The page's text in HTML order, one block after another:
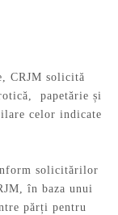
CRJM solicită
papetărie și
celor indicate
solicitărilor
în baza unui
părți pentru